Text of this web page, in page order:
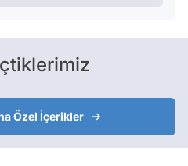
Özel İçerikler